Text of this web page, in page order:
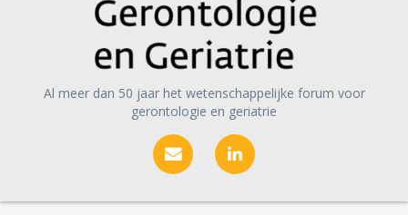
Al meer dan 50 jaar het wetenschappelijke forum voor
gerontologie en geriatrie